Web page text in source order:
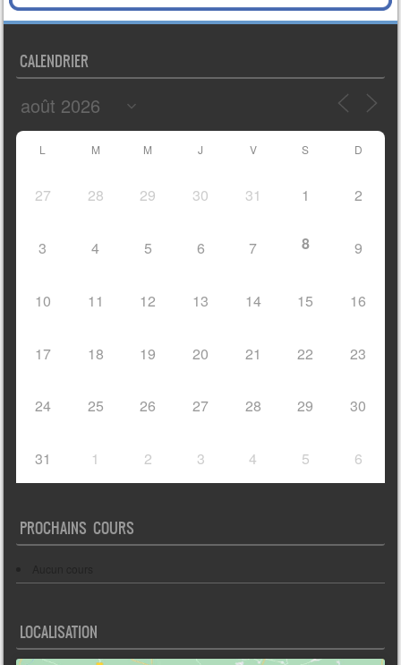
CALENDRIER
L M M J V S D
27 28 29 30 31 1 2
3 4 5 6 7 8 9
10 11 12 13 14 15 16
17 18 19 20 21 22 23
24 25 26 27 28 29 30
31 1 2 3 4 5 6
PROCHAINS COURS
LOCALISATION